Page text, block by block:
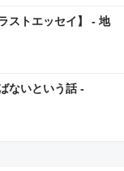
ストエッセイ】 - 地
ないという話 -